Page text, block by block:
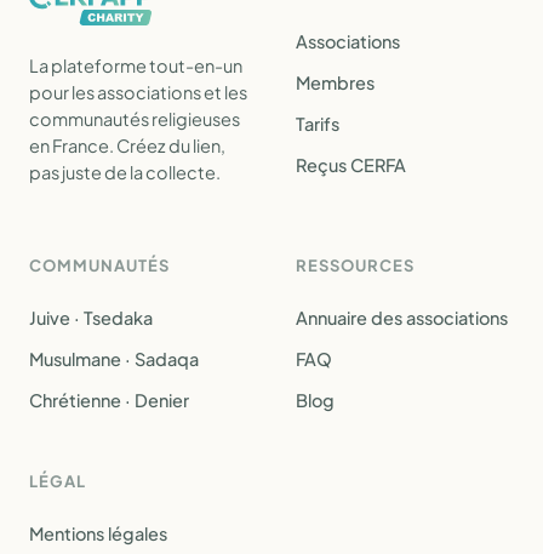
La plateforme tout-en-un
pour les associations et les
communautés religieuses
en France. Créez du lien,
pas juste de la collecte.
Associations
Membres
Tarifs
Reçus CERFA
COMMUNAUTÉS
Juive · Tsedaka
Musulmane · Sadaqa
Chrétienne · Denier
RESSOURCES
Annuaire des associations
FAQ
Blog
LÉGAL
Mentions légales